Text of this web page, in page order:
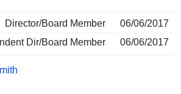
Director/Board Member
06/06/2017
Dir/Board Member
06/06/2017